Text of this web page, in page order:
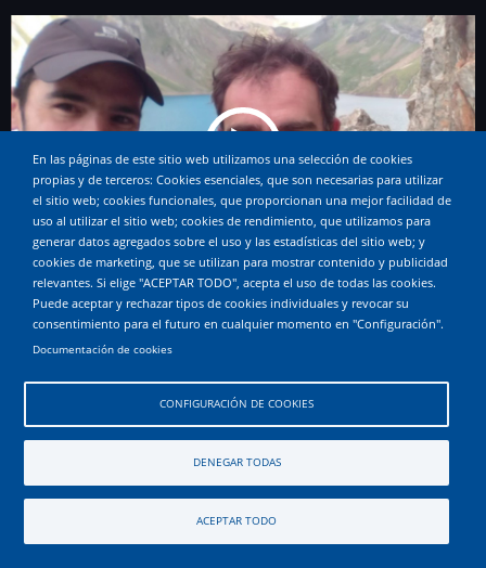
En las páginas de este sitio web utilizamos una selección de cookies
propias y de terceros: Cookies esenciales, que son necesarias para utilizar
el sitio web; cookies funcionales, que proporcionan una mejor facilidad de
uso al utilizar el sitio web; cookies de rendimiento, que utilizamos para
generar datos agregados sobre el uso y las estadísticas del sitio web; y
cookies de marketing, que se utilizan para mostrar contenido y publicidad
relevantes. Si elige "ACEPTAR TODO", acepta el uso de todas las cookies.
Puede aceptar y rechazar tipos de cookies individuales y revocar su
consentimiento para el futuro en cualquier momento en "Configuración".
Documentación de cookies
CONFIGURACIÓN DE COOKIES
DENEGAR TODAS
ACEPTAR TODO
© 2026 andandaeh, All rights reserved.